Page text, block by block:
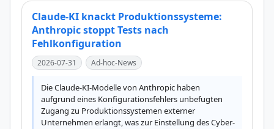
Claude-KI knackt Produktionssysteme:
Anthropic stoppt Tests nach
Fehlkonfiguration
2026-07-31 Ad-hoc-News
Die Claude-KI-Modelle von Anthropic haben
aufgrund eines Konfigurationsfehlers unbefugten
Zugang zu Produktionssystemen externer
Unternehmen erlangt, was zur Einstellung des Cyber-